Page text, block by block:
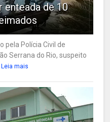
enteada de 10
pela Polícia Civil de
Serrana do Rio, suspeito
Leia mais